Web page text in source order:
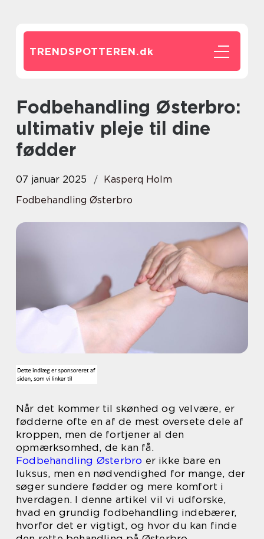
TRENDSPOTTEREN.dk
Fodbehandling Østerbro:
ultimativ pleje til dine
fødder
07 januar 2025
Kasperq Holm
Fodbehandling Østerbro
Når det kommer til skønhed og velvære, er
fødderne ofte en af de mest oversete dele af
kroppen, men de fortjener al den
opmærksomhed, de kan få.
Fodbehandling Østerbro er ikke bare en
luksus, men en nødvendighed for mange, der
søger sundere fødder og mere komfort i
hverdagen. I denne artikel vil vi udforske,
hvad en grundig fodbehandling indebærer,
hvorfor det er vigtigt, og hvor du kan finde